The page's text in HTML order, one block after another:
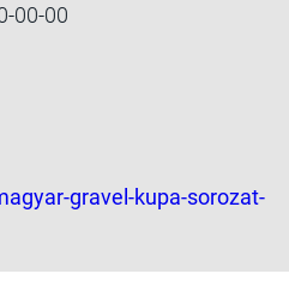
00-00
gravel-kupa-sorozat-